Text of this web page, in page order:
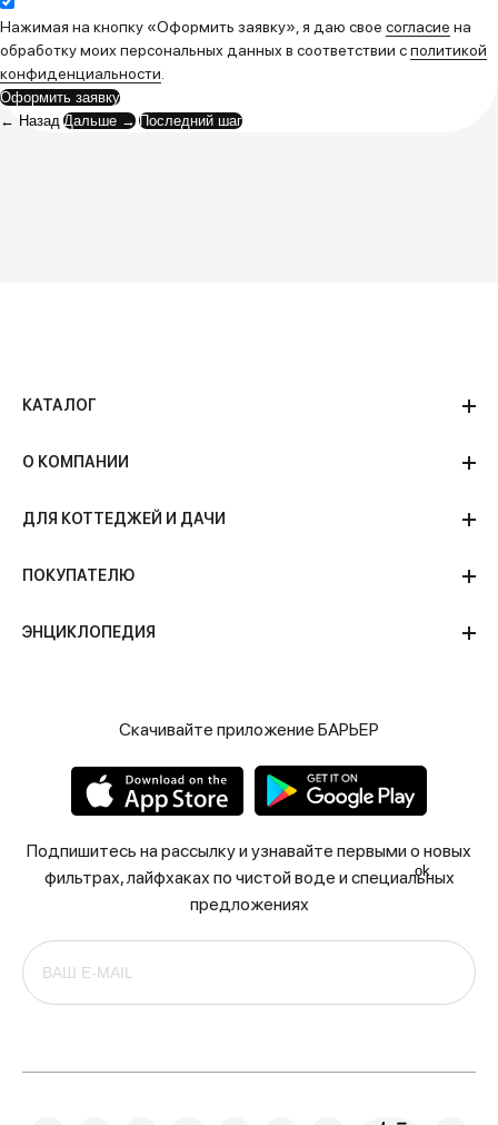
Нажимая на кнопку «Оформить заявку», я даю свое согласие на
обработку моих персональных данных в соответствии сполитикой
конфиденциальности
Оформить заявку
← Назад Дальше → Последний шаг
КАТАЛОГ
О КОМПАНИИ
ДЛЯ КОТТЕДЖЕЙ И ДАЧИ
ПОКУПАТЕЛЮ
ЭНЦИКЛОПЕДИЯ
Скачивайте приложение БАРЬЕР
Подпишитесь на рассылку и узнавайте первыми о новых
фильтрах, лайфхаках по чистой воде и специальных
предложениях
ok